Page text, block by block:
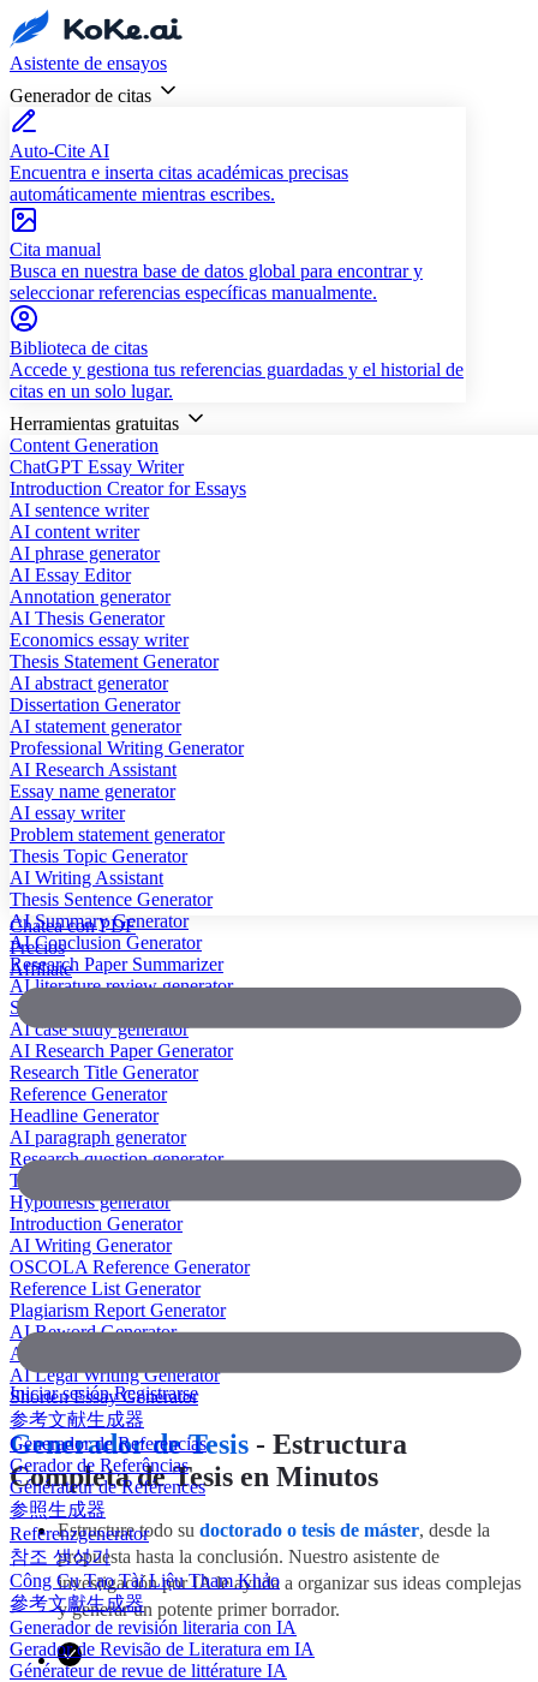
Asistente de ensayos
Generador de citas
Auto-Cite AI
Encuentra e inserta citas académicas precisas
automáticamente mientras escribes.
Cita manual
Busca en nuestra base de datos global para encontrar y
seleccionar referencias específicas manualmente.
Biblioteca de citas
Accede y gestiona tus referencias guardadas y el historial de
citas en un solo lugar.
Herramientas gratuitas
Content Generation
ChatGPT Essay Writer
Introduction Creator for Essays
AI sentence writer
AI content writer
AI phrase generator
AI Essay Editor
Annotation generator
AI Thesis Generator
Economics essay writer
Thesis Statement Generator
AI abstract generator
Dissertation Generator
AI statement generator
Professional Writing Generator
AI Research Assistant
Essay name generator
AI essay writer
Problem statement generator
Thesis Topic Generator
AI Writing Assistant
Thesis Sentence Generator
AI Summary Generator
AI Conclusion Generator
Research Paper Summarizer
AI literature review generator
Scientific Paper Summarizer
AI case study generator
AI Research Paper Generator
Research Title Generator
Reference Generator
Headline Generator
AI paragraph generator
Research question generator
Thesis paragraph generator
Hypothesis generator
Introduction Generator
AI Writing Generator
OSCOLA Reference Generator
Reference List Generator
Plagiarism Report Generator
AI Reword Generator
AI Bullet Point Generator
AI Legal Writing Generator
Shorten Essay Generator
参考文献生成器
Generador de Referencias
Gerador de Referências
Générateur de Références
参照生成器
Referenzgenerator
참조 생성기
Công Cụ Tạo Tài Liệu Tham Khảo
參考文獻生成器
Generador de revisión literaria con IA
Gerador de Revisão de Literatura em IA
Générateur de revue de littérature IA
Chatea con PDF
Precios
Affiliate
Iniciar sesiónRegistrarse
Generador de Tesis - Estructura
Completa de Tesis en Minutos
Estructure todo su doctorado o tesis de máster, desde la
propuesta hasta la conclusión. Nuestro asistente de
investigación por IA le ayuda a organizar sus ideas complejas
y generar un potente primer borrador.